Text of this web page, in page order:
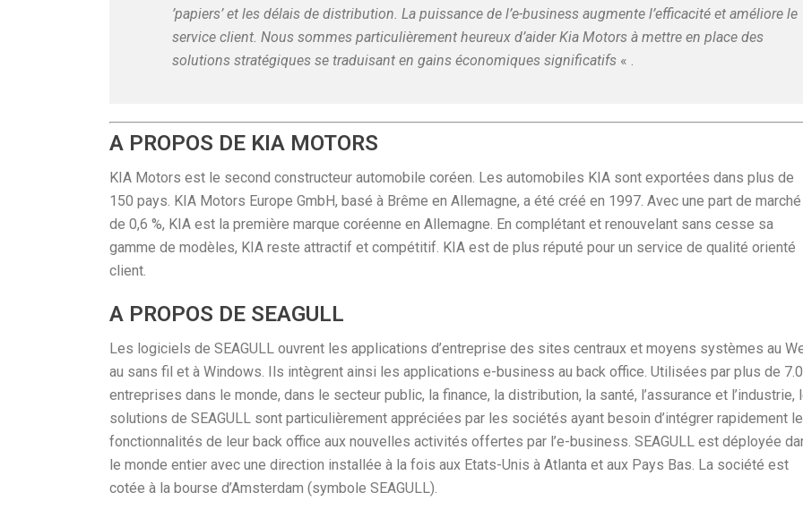
’papiers’ et les délais de distribution. La puissance de l’e-business augmente l’efficacité et améliore le
service client. Nous sommes particulièrement heureux d’aider Kia Motors à mettre en place des
solutions stratégiques se traduisant en gains économiques significatifs « .
A PROPOS DE KIA MOTORS
KIA Motors est le second constructeur automobile coréen. Les automobiles KIA sont exportées dans plus de
150 pays. KIA Motors Europe GmbH, basé à Brême en Allemagne, a été créé en 1997. Avec une part de marché
de 0,6 %, KIA est la première marque coréenne en Allemagne. En complétant et renouvelant sans cesse sa
gamme de modèles, KIA reste attractif et compétitif. KIA est de plus réputé pour un service de qualité orienté
client.
A PROPOS DE SEAGULL
Les logiciels de SEAGULL ouvrent les applications d’entreprise des sites centraux et moyens systèmes au
au sans fil et à Windows. Ils intègrent ainsi les applications e-business au back office. Utilisées par plus de
entreprises dans le monde, dans le secteur public, la finance, la distribution, la santé, l’assurance et l’industrie,
solutions de SEAGULL sont particulièrement appréciées par les sociétés ayant besoin d’intégrer rapidement
fonctionnalités de leur back office aux nouvelles activités offertes par l’e-business. SEAGULL est déployée
le monde entier avec une direction installée à la fois aux Etats-Unis à Atlanta et aux Pays Bas. La société est
cotée à la bourse d’Amsterdam (symbole SEAGULL).